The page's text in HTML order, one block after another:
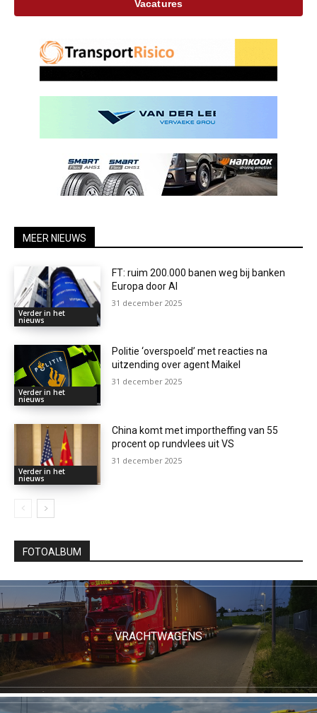
Vacatures
MEER NIEUWS
Verder in het
nieuws
FT: ruim 200.000 banen weg bij banken
Europa door AI
31 december 2025
Verder in het
nieuws
Politie ‘overspoeld’ met reacties na
uitzending over agent Maikel
31 december 2025
Verder in het
nieuws
China komt met importheffing van 55
procent op rundvlees uit VS
31 december 2025
FOTOALBUM
VRACHTWAGENS